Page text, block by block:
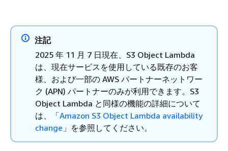
注記
2025 年 11 月 7 日現在、S3 Object Lambda
は、現在サービスを使用している既存のお客
様、および一部の AWS パートナーネットワー
ク (APN) パートナーのみが利用できます。S3
Object Lambda と同様の機能の詳細について
は、「Amazon S3 Object Lambda availability
change 」を参照してください。